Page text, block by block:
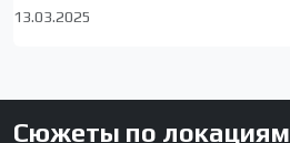
13.03.2025
Сюжеты по локациям